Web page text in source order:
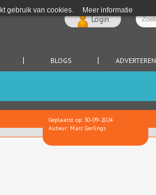
gebruik van cookies. Meer informatie
Login
BLOGS ADVERTEREN
Geplaatst op: 30-09-2024
Auteur: Marc Gerlings